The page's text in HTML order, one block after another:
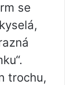
se
trochu,